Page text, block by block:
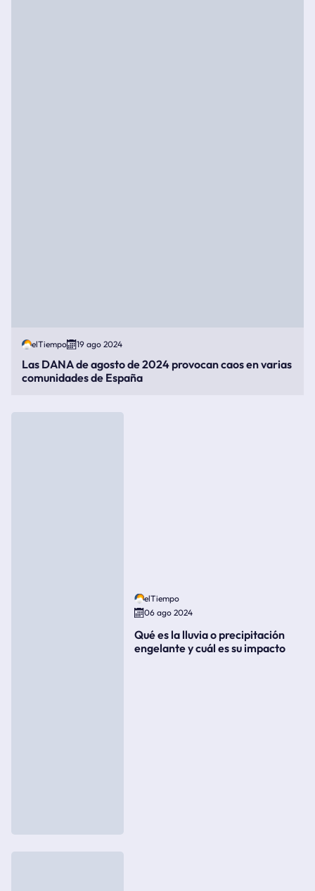
elTiempo 19 ago 2024
Las DANA de agosto de 2024 provocan caos en varias
comunidades de España
elTiempo
06 ago 2024
Qué es la lluvia o precipitación
engelante y cuál es su impacto